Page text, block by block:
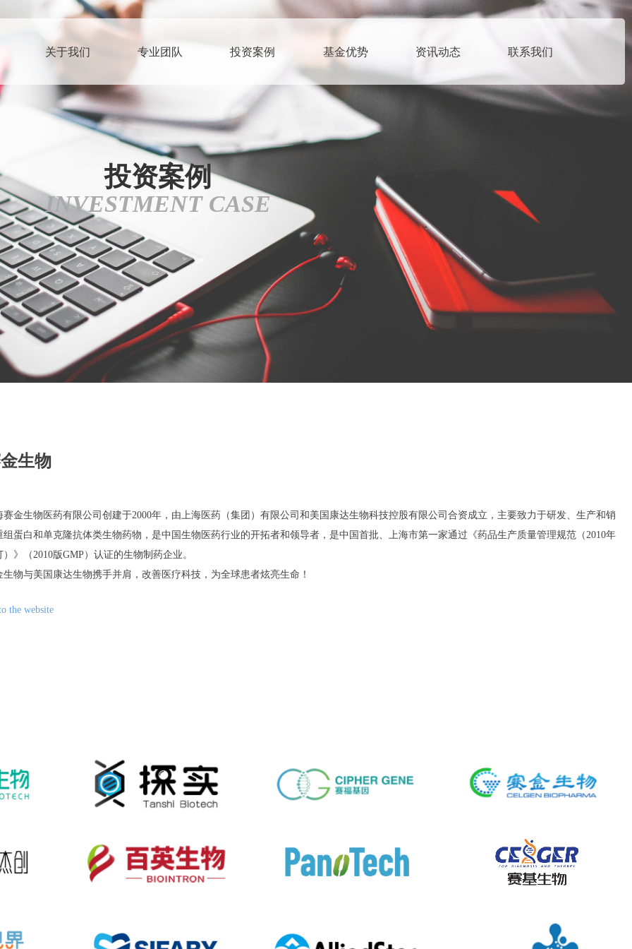
关于我们 专业团队 投资案例 基金优势 资讯动态 联系我们
生物
赛金生物医药有限公司创建于2000年，由上海医药（集团）有限公司和美国康达生物科技控股有限公司合资成立，主要致力于研发、生产和销
组蛋白和单克隆抗体类生物药物，是中国生物医药行业的开拓者和领导者，是中国首批、上海市第一家通过《药品生产质量管理规范（2010年
）》（2010版GMP）认证的生物制药企业。
生物与美国康达生物携手并肩，改善医疗科技，为全球患者炫亮生命！
the website
投资案例
INVESTMENT CASE